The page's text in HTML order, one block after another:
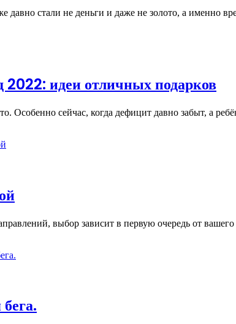
стали не деньги и даже не золото, а именно
2022: идеи отличных подарков
Особенно сейчас, когда дефицит давно забыт, а
выбор зависит в первую очередь от